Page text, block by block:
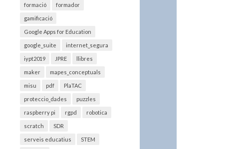
formació formador
gamificació
Google Apps for Education
google_suite internet_segura
iypt2019 JPRE llibres
maker mapes_conceptuals
misu pdf PlaTAC
proteccio_dades puzzles
raspberry pi rgpd robotica
scratch SDR
serveis educatius STEM